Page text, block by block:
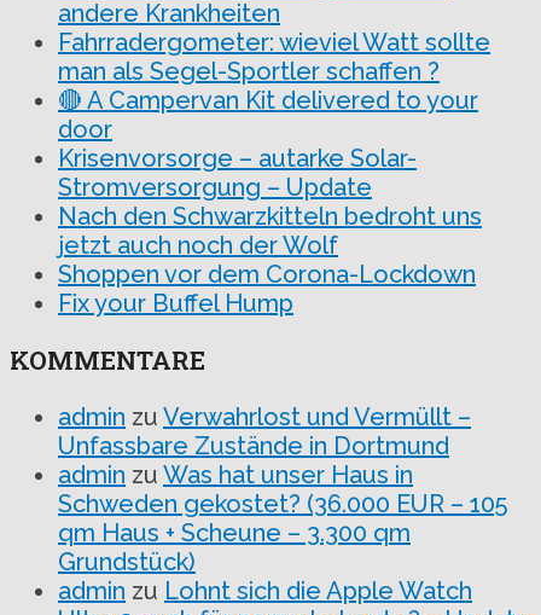
andere Krankheiten
Fahrradergometer: wieviel Watt sollte
man als Segel-Sportler schaffen ?
🔴 A Campervan Kit delivered to your
door
Krisenvorsorge – autarke Solar-
Stromversorgung – Update
Nach den Schwarzkitteln bedroht uns
jetzt auch noch der Wolf
Shoppen vor dem Corona-Lockdown
Fix your Buffel Hump
KOMMENTARE
admin zu Verwahrlost und Vermüllt –
Unfassbare Zustände in Dortmund
admin zu Was hat unser Haus in
Schweden gekostet? (36.000 EUR – 105
qm Haus + Scheune – 3.300 qm
Grundstück)
admin zu Lohnt sich die Apple Watch